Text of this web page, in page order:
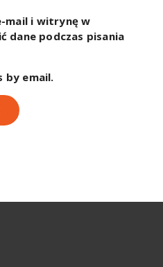
mail i witrynę w
dane podczas pisania
by email.